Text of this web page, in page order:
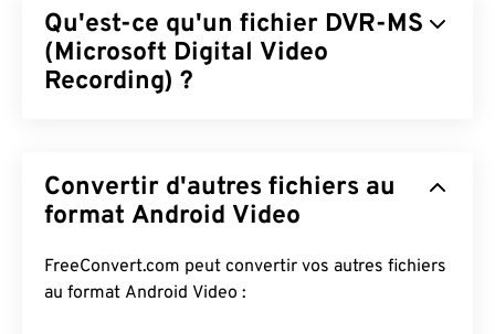
Qu'est-ce qu'un fichier DVR-MS
(Microsoft Digital Video
Recording) ?
conteneur multimédia résultant de
l'enregistrement de contenu télévisuel par un
propriété de Microsoft, qui l'a conçu pour stocker
les enregistrements télévisés réalisés par ses
Convertir d'autres fichiers au
format Android Video
FreeConvert.com peut convertir vos autres fichiers
au format Android Video :